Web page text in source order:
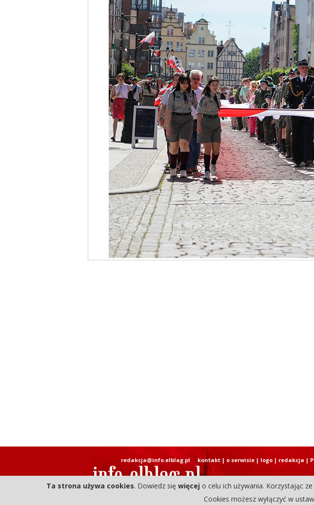
redakcja@info.elblag.pl kontakt| o serwisie| logo| redakcja |
Ta strona używa cookies. Dowiedz się więcej o celu ich używania. Korzystając
Cookies możesz wyłączyć w